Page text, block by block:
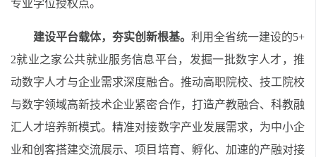
专业学位授权点。
建设平台载体，夯实创新根基。 利用全省统一建设的5+
2就业之家公共就业服务信息平台，发掘一批数字人才，推
动数字人才与企业需求深度融合。推动高职院校、技工院校
与数字领域高新技术企业紧密合作，打造产教融合、科教融
汇人才培养新模式。精准对接数字产业发展需求，为中小企
业和创客搭建交流展示、项目培育、孵化、加速的产融对接